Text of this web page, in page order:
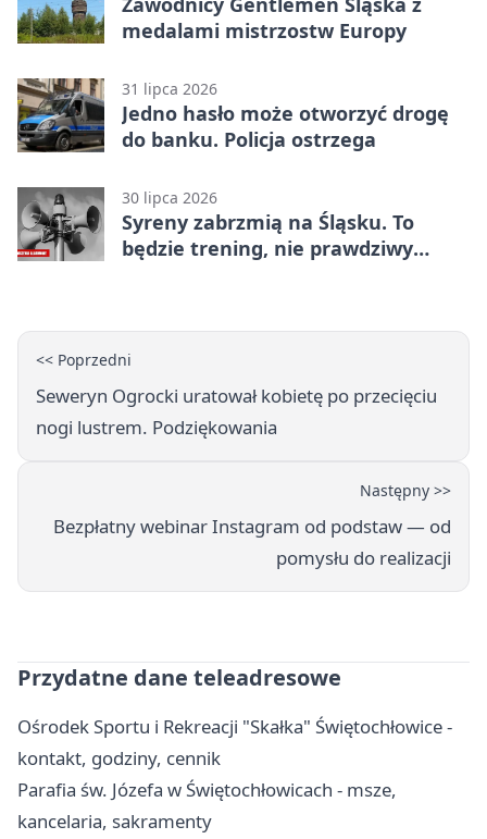
medalami mistrzostw Europy
31 lipca 2026
Jedno hasło może otworzyć drogę
do banku. Policja ostrzega
30 lipca 2026
Syreny zabrzmią na Śląsku. To
będzie trening, nie prawdziwy
<< Poprzedni
Seweryn Ogrocki uratował kobietę po przecięciu
nogi lustrem. Podziękowania
Następny >>
Bezpłatny webinar Instagram od podstaw — od
pomysłu do realizacji
Przydatne dane teleadresowe
Ośrodek Sportu i Rekreacji "Skałka" Świętochłowice -
kontakt, godziny, cennik
Parafia św. Józefa w Świętochłowicach - msze,
kancelaria, sakramenty